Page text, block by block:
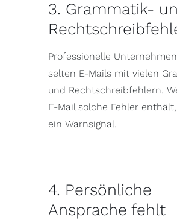
3. Grammatik-
Professionelle
selten E-Mails mit vielen
und Rechtschreibfehlern.
E-Mail solche Fehler
ein Warnsignal.
4. Persönliche
Ansprache fehlt